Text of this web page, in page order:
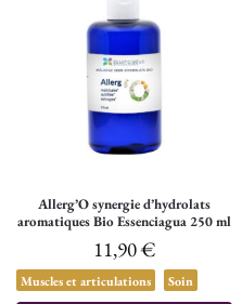
Allerg’O synergie d’hydrolats
aromatiques Bio Essenciagua 250 ml
11,90€
Muscles et articulations Soin